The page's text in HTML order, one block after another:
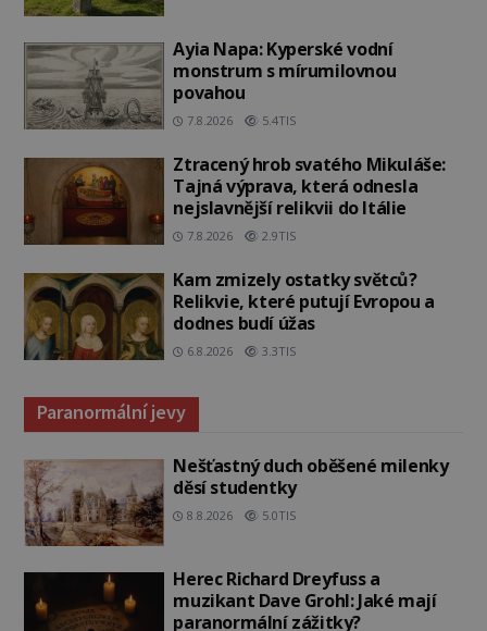
Ayia Napa: Kyperské vodní
monstrum s mírumilovnou
povahou
7.8.2026 5.4TIS
Ztracený hrob svatého Mikuláše:
Tajná výprava, která odnesla
nejslavnější relikvii do Itálie
7.8.2026 2.9TIS
Kam zmizely ostatky světců?
Relikvie, které putují Evropou a
dodnes budí úžas
6.8.2026 3.3TIS
Paranormální jevy
Nešťastný duch oběšené milenky
děsí studentky
8.8.2026 5.0TIS
Herec Richard Dreyfuss a
muzikant Dave Grohl: Jaké mají
paranormální zážitky?